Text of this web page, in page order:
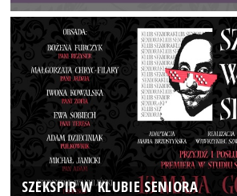
SZEKSPIR W KLUBIE SENIORA